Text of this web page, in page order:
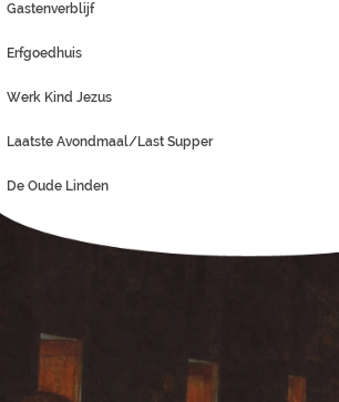
Gastenverblijf
Erfgoedhuis
Werk Kind Jezus
Laatste Avondmaal/Last Supper
De Oude Linden